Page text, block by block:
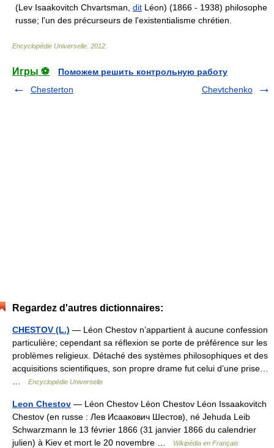
(Lev Isaakovitch Chvartsman, dit Léon) (1866 - 1938) philosophe
russe; l'un des précurseurs de l'existentialisme chrétien.
Encyclopédie Universelle 2012
Игры ⚽
Поможем решить контрольную работу
Chesterton
Chevtchenko
Regardez d'autres dictionnaires:
CHESTOV (L.) — Léon Chestov n’appartient à aucune confession
particulière; cependant sa réflexion se porte de préférence sur les
problèmes religieux. Détaché des systèmes philosophiques et des
acquisitions scientifiques, son propre drame fut celui d’une prise…
Encyclopédie Universelle
Leon Chestov — Léon Chestov Léon Chestov Léon Issaakovitch
Chestov (en russe : Лев Исаакович Шестов), né Jehuda Leib
Schwarzmann le 13 février 1866 (31 janvier 1866 du calendrier
julien) à Kiev et mort le 20 novembre …
Wikipédia en Français